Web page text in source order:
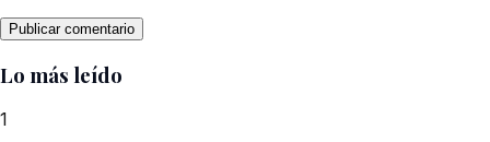
Lo más leído
1